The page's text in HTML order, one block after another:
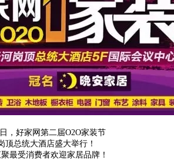
，好家网第二届O2O家装节
顶总统大酒店盛大举行！
最受消费者欢迎家居品牌！